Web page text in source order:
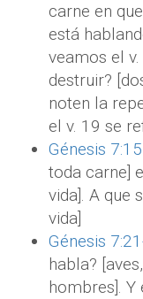
carne en
está
veamos el
destruir?
noten la
el v. 19 se
Génesis 7:15
toda carne]
vida]. A que
vida]
Génesis
habla?
hombres]. Y